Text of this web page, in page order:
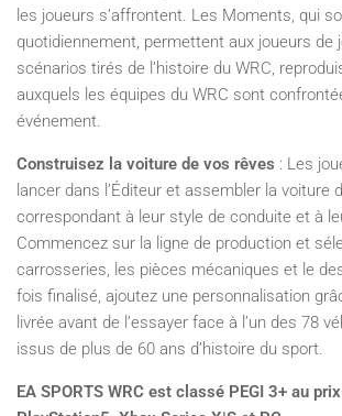
les joueurs s’affrontent. Les Moments, qui
quotidiennement, permettent aux joueurs de
scénarios tirés de l’histoire du WRC,
auxquels les équipes du WRC sont
événement.
Construisez la voiture de vos rêves : Les
lancer dans l’Éditeur et assembler la voiture
correspondant à leur style de conduite et à
Commencez sur la ligne de production et
carrosseries, les pièces mécaniques et le
fois finalisé, ajoutez une personnalisation
livrée avant de l’essayer face à l’un des 78
issus de plus de 60 ans d’histoire du sport.
EA SPORTS WRC est classé PEGI 3+ au